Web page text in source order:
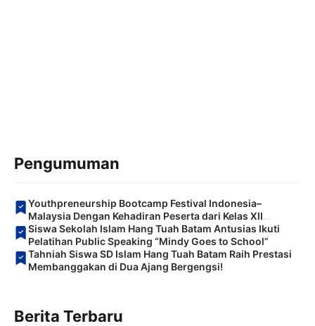
Pengumuman
Youthpreneurship Bootcamp Festival Indonesia–
Malaysia Dengan Kehadiran Peserta dari Kelas XII
Sekolah Islam Hang Tuah Batam
Siswa Sekolah Islam Hang Tuah Batam Antusias Ikuti
Pelatihan Public Speaking “Mindy Goes to School”
Tahniah Siswa SD Islam Hang Tuah Batam Raih Prestasi
Membanggakan di Dua Ajang Bergengsi!
Berita Terbaru